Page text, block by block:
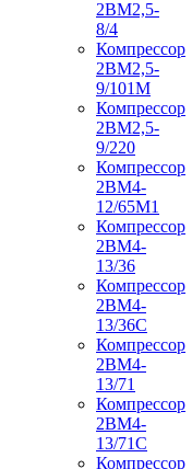
2ВМ2,5-
8/4
Компрессор
2ВМ2,5-
9/101М
Компрессор
2ВМ2,5-
9/220
Компрессор
2ВМ4-
12/65М1
Компрессор
2ВМ4-
13/36
Компрессор
2ВМ4-
13/36С
Компрессор
2ВМ4-
13/71
Компрессор
2ВМ4-
13/71С
Компрессор